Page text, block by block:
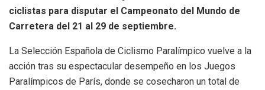
ciclistas para disputar el Campeonato del Mundo de
Carretera del 21 al 29 de septiembre.
La Selección Española de Ciclismo Paralímpico vuelve a la
acción tras su espectacular desempeño en los Juegos
Paralímpicos de París, donde se cosecharon un total de